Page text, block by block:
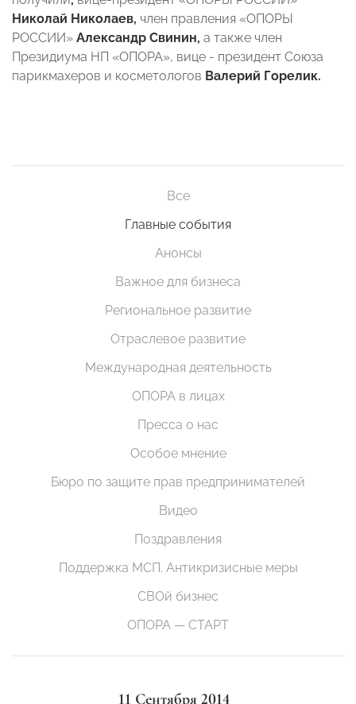
Николай Николаев, член правления «ОПОРЫ
РОССИИ» Александр Свинин, а также член
Президиума НП «ОПОРА», вице - президент Союза
парикмахеров и косметологов Валерий Горелик.
Все
Главные события
Анонсы
Важное для бизнеса
Региональное развитие
Отраслевое развитие
Международная деятельность
ОПОРА в лицах
Пресса о нас
Особое мнение
Бюро по защите прав предпринимателей
Видео
Поздравления
Поддержка МСП. Антикризисные меры
СВОй бизнес
ОПОРА — СТАРТ
11 Сентября 2014